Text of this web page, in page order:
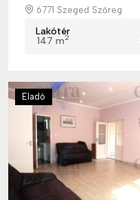
6771 Szeged Szőreg
Lakótér
147 m2
Eladó